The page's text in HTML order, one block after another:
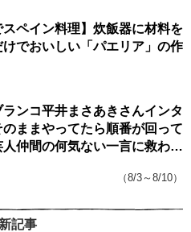
スペイン料理】炊飯器に材料を
けでおいしい「パエリア」の作
ンコ平井まさあきさんインタ
のままやってたら順番が回って
人仲間の何気ない一言に救われ
（8/3～8/10）
記事